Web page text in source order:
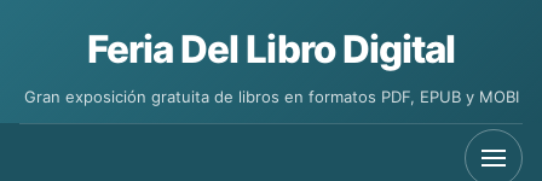
Feria Del Libro Digital
Gran exposición gratuita de libros en formatos PDF, EPUB y MOBI